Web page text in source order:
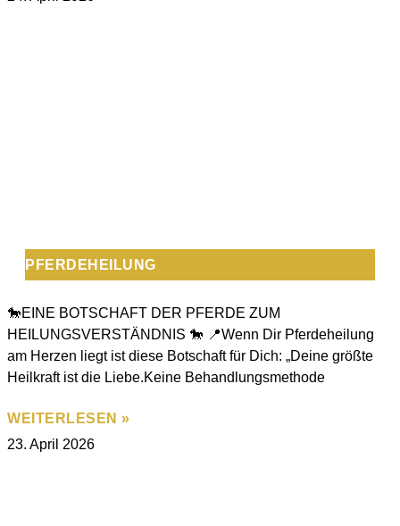
PFERDEHEILUNG
🐎EINE BOTSCHAFT DER PFERDE ZUM
HEILUNGSVERSTÄNDNIS 🐎 📍Wenn Dir Pferdeheilung
am Herzen liegt ist diese Botschaft für Dich: „Deine größte
Heilkraft ist die Liebe.Keine Behandlungsmethode
WEITERLESEN »
23. April 2026